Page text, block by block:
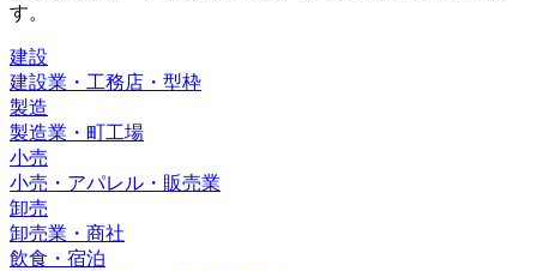
す。
建設
建設業・工務店・型枠
製造
製造業・町工場
小売
小売・アパレル・販売業
卸売
卸売業・商社
飲食・宿泊